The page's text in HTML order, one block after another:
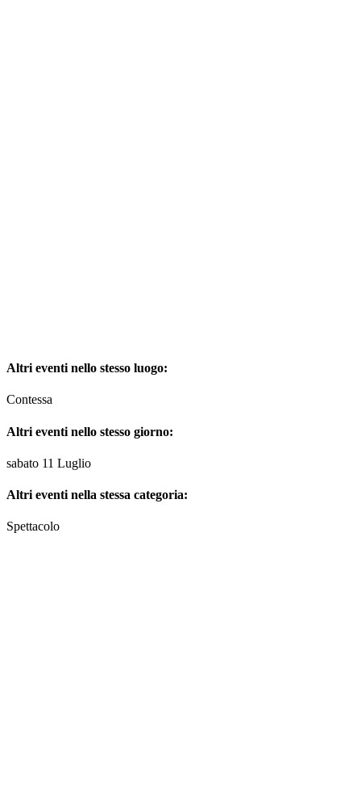
Altri eventi nello stesso luogo:
Contessa
Altri eventi nello stesso giorno:
sabato 11 Luglio
Altri eventi nella stessa categoria:
Spettacolo